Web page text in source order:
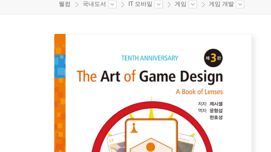
웰컴 국내도서 IT 모바일 게임 게임 개발